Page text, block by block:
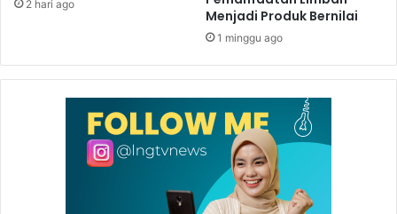
2 hari ago
Menjadi Produk Bernilai
1 minggu ago